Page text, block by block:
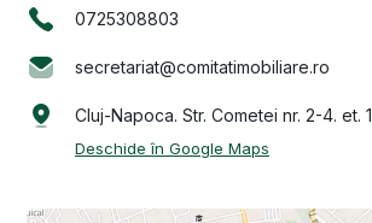
0725308803
secretariat@comitatimobiliare.ro
Cluj-Napoca. Str. Cometei nr. 2-4. et. 1
Deschide în Google Maps